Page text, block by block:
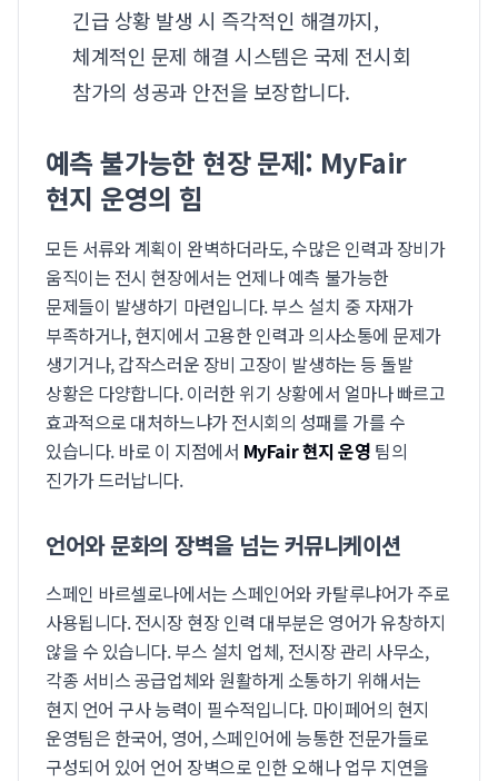
긴급 상황 발생 시 즉각적인 해결까지,
체계적인 문제 해결 시스템은 국제 전시회
참가의 성공과 안전을 보장합니다.
예측 불가능한 현장 문제: MyFair
현지 운영의 힘
모든 서류와 계획이 완벽하더라도, 수많은 인력과 장비가
움직이는 전시 현장에서는 언제나 예측 불가능한
문제들이 발생하기 마련입니다. 부스 설치 중 자재가
부족하거나, 현지에서 고용한 인력과 의사소통에 문제가
생기거나, 갑작스러운 장비 고장이 발생하는 등 돌발
상황은 다양합니다. 이러한 위기 상황에서 얼마나 빠르고
효과적으로 대처하느냐가 전시회의 성패를 가를 수
있습니다. 바로 이 지점에서 MyFair 현지 운영 팀의
진가가 드러납니다.
언어와 문화의 장벽을 넘는 커뮤니케이션
스페인 바르셀로나에서는 스페인어와 카탈루냐어가 주로
사용됩니다. 전시장 현장 인력 대부분은 영어가 유창하지
않을 수 있습니다. 부스 설치 업체, 전시장 관리 사무소,
각종 서비스 공급업체와 원활하게 소통하기 위해서는
현지 언어 구사 능력이 필수적입니다. 마이페어의 현지
운영팀은 한국어, 영어, 스페인어에 능통한 전문가들로
구성되어 있어 언어 장벽으로 인한 오해나 업무 지연을